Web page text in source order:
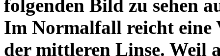
folgenden Bild zu sehen
Im Normalfall reicht eine
der mittleren Linse. Weil